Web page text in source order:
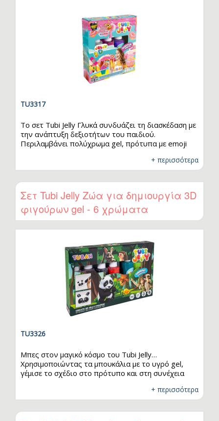
TU3317
Το σετ Tubi Jelly Γλυκά συνδυάζει τη διασκέδαση με
την ανάπτυξη δεξιοτήτων του παιδιού.
Περιλαμβάνει πολύχρωμα gel, πρότυπα με emoji
όσα χρειάζονται για να ξεκινήσει μια δημιουργική
περιπέτεια. Με τα έτοιμα σχέδια, τα παιδιά
μπορούν να αρχίσουν το παιχνίδι αμέσως, ενώ το
κενό φύλλο τα ενθαρρύνει να δημιουργήσουν τα
δικά τους σχέδια και να εκφράσουν συναισθήματα
ζωγραφίζοντας πρόσωπα. Η διαδικασία
δημιουργίας – από τη ζωγραφική, τη βύθιση στον
ενεργοποιητή,…
+ περισσότερα
Σετ Tubi Jelly Ζώα για δημιουργία 3D
φιγούρων gel - 6 χρώματα
TU3326
Μπες στον μαγικό κόσμο του Tubi Jelly…
Χρησιμοποιώντας τα μπουκάλια με το υγρό gel,
γέμισε το σχέδιο στο πρότυπο και στη συνέχεια
λίγα λεπτά… και η τρισδιάστατη δημιουργία σου
είναι έτοιμη! :) Τα Tubi Jelly είναι εντυπωσιακά
πολύχρωμα, εύκαμπτα και ευχάριστα στην αφή. Το
+ περισσότερα